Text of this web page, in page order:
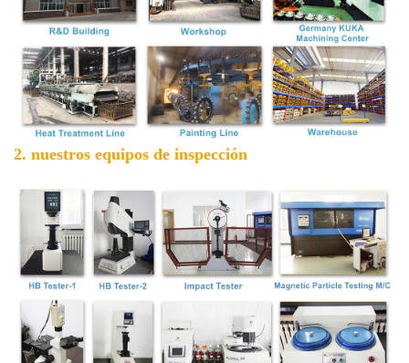
2. nuestros equipos de inspección